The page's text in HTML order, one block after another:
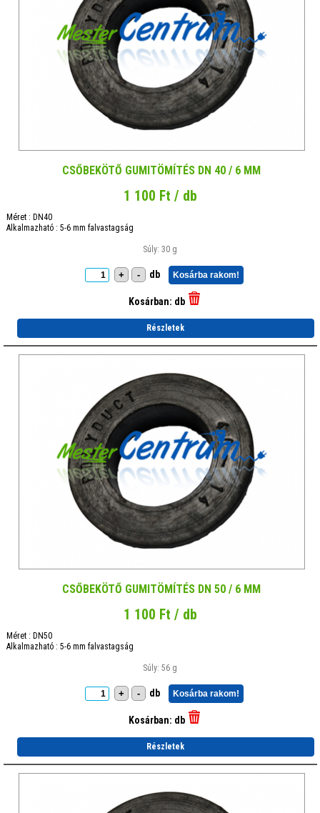
CSŐBEKÖTŐ GUMITÖMÍTÉS DN 40 / 6 MM
1 100 Ft / db
Méret : DN40
Alkalmazható : 5-6 mm falvastagság
Súly: 30 g
+ - db Kosárba rakom!
Kosárban: db
Részletek
CSŐBEKÖTŐ GUMITÖMÍTÉS DN 50 / 6 MM
1 100 Ft / db
Méret : DN50
Alkalmazható : 5-6 mm falvastagság
Súly: 56 g
+ - db Kosárba rakom!
Kosárban: db
Részletek